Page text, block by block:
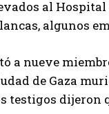
al
algunos
a nueve
de Gaza
testigos dijeron